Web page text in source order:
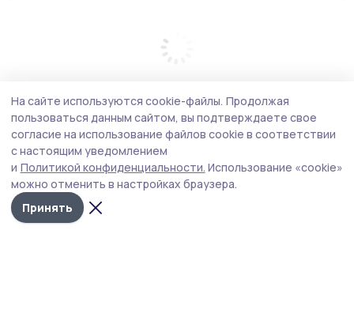
На сайте используются cookie-файлы. Продолжая
пользоваться данным сайтом, вы подтверждаете свое
согласие на использование файлов cookie в соответствии
с настоящим уведомлением
и Политикой конфиденциальности. Использование «cookie»
можно отменить в настройках браузера.
Принять